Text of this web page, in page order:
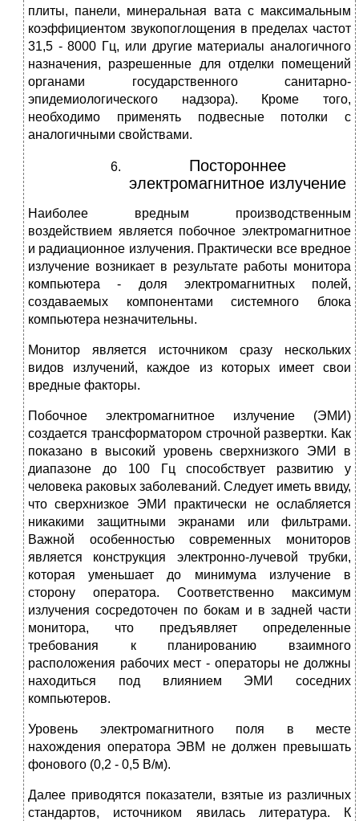
плиты, панели, минеральная вата с максимальным
коэффициентом звукопоглощения в пределах частот
31,5 - 8000 Гц, или другие материалы аналогичного
назначения, разрешенные для отделки помещений
органами государственного санитарно-
эпидемиологического надзора). Кроме того,
необходимо применять подвесные потолки с
аналогичными свойствами.
Постороннее
электромагнитное излучение
Наиболее вредным производственным
воздействием является побочное электромагнитное
и радиационное излучения. Практически все вредное
излучение возникает в результате работы монитора
компьютера - доля электромагнитных полей,
создаваемых компонентами системного блока
компьютера незначительны.
Монитор является источником сразу нескольких
видов излучений, каждое из которых имеет свои
вредные факторы.
Побочное электромагнитное излучение (ЭМИ)
создается трансформатором строчной развертки. Как
показано в высокий уровень сверхнизкого ЭМИ в
диапазоне до 100 Гц способствует развитию у
человека раковых заболеваний. Следует иметь ввиду,
что сверхнизкое ЭМИ практически не ослабляется
никакими защитными экранами или фильтрами.
Важной особенностью современных мониторов
является конструкция электронно-лучевой трубки,
которая уменьшает до минимума излучение в
сторону оператора. Соответственно максимум
излучения сосредоточен по бокам и в задней части
монитора, что предъявляет определенные
требования к планированию взаимного
расположения рабочих мест - операторы не должны
находиться под влиянием ЭМИ соседних
компьютеров.
Уровень электромагнитного поля в месте
нахождения оператора ЭВМ не должен превышать
фонового (0,2 - 0,5 В/м).
Далее приводятся показатели, взятые из различных
стандартов, источником явилась литература. К